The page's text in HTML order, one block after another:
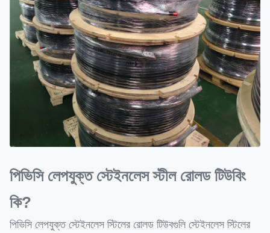
পিভিসি লেপযুক্ত স্টেইনলেস স্টীল রোলড টিউবিং
কি?
পিভিসি লেপযুক্ত স্টেইনলেস স্টিলের রোলড টিউবগুলি স্টেইনলেস স্টিলের